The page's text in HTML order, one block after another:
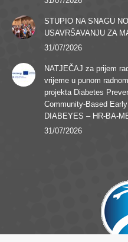
STUPIO NA SNAGU
USAVRŠAVANJU ZA
31/07/2026
NATJEČAJ za prijem
vrijeme u punom
projekta Diabetes
Community-Based
DIABEYES – HR-BA-
31/07/2026